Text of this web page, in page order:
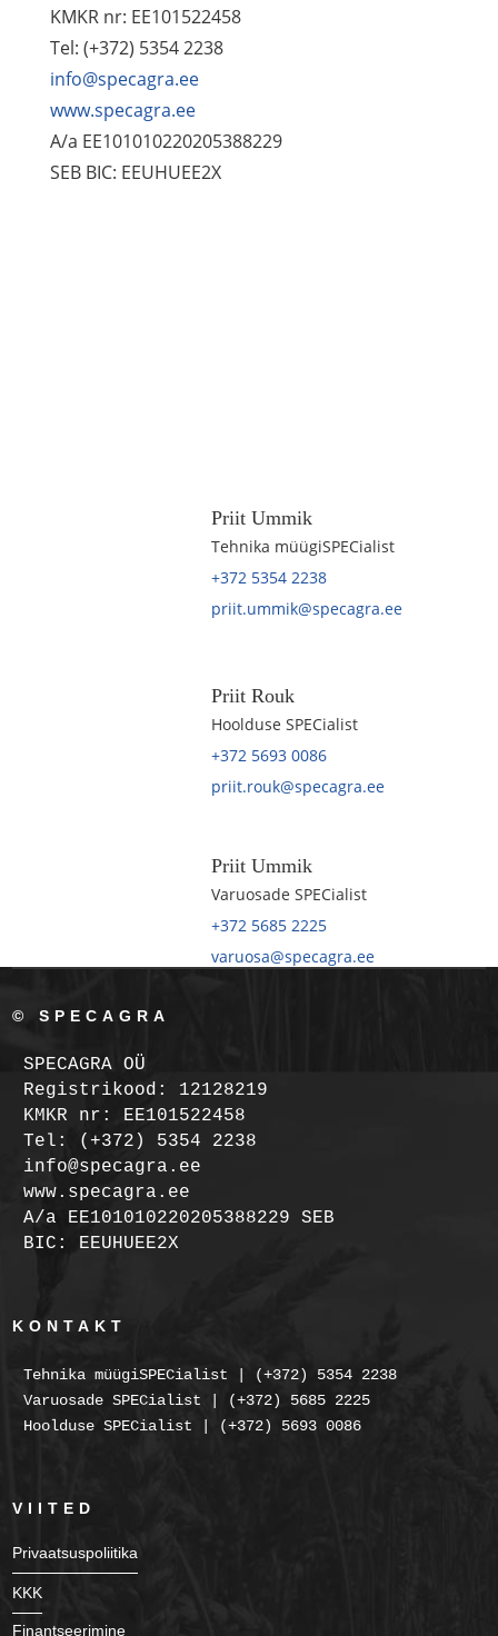
KMKR nr: EE101522458
Tel: (+372) 5354 2238
info@specagra.ee
www.specagra.ee
A/a EE101010220205388229
SEB BIC: EEUHUEE2X
Priit Ummik
Tehnika müügiSPECialist
+372 5354 2238
priit.ummik@specagra.ee
Priit Rouk
Hoolduse SPECialist
+372 5693 0086
priit.rouk@specagra.ee
Priit Ummik
Varuosade SPECialist
+372 5685 2225
varuosa@specagra.ee
© SPECAGRA
SPECAGRA OÜ
Registrikood: 12128219
KMKR nr: EE101522458
Tel: (+372) 5354 2238
info@specagra.ee
www.specagra.ee
A/a EE101010220205388229 SEB
BIC: EEUHUEE2X
KONTAKT
Tehnika müügiSPECialist | (+372) 5354 2238
Varuosade SPECialist | (+372) 5685 2225
Hoolduse SPECialist | (+372) 5693 0086
VIITED
Privaatsuspoliitika
KKK
Finantseerimine